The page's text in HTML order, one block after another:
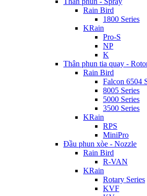
Rain Bird
1800 Series
KRain
Pro-S
NP
K
Thân phun tia quay -
Rain Bird
Falcon 6504
8005 Series
5000 Series
3500 Series
KRain
RPS
MiniPro
Đầu phun xòe - Nozzle
Rain Bird
R-VAN
KRain
Rotary Series
KVF